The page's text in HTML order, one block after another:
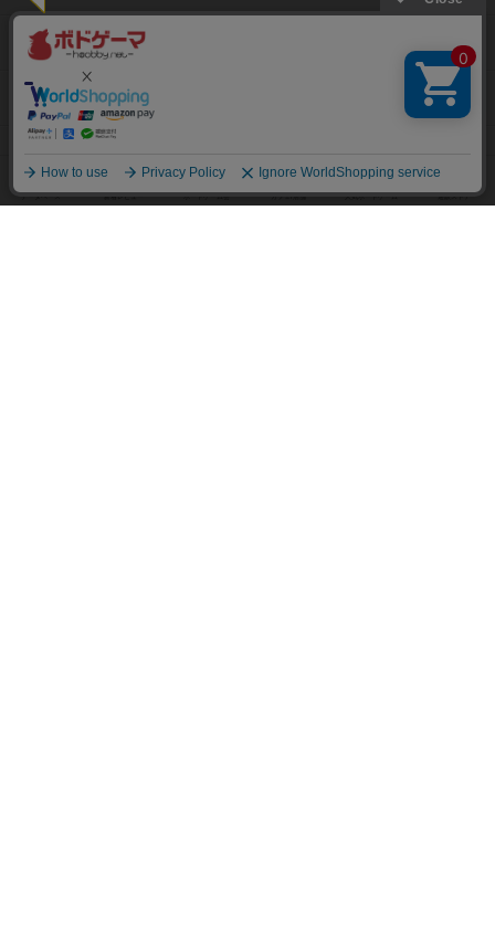
2人用ボードゲーム TOP50
3～4人用ボードゲーム TOP50
ボードゲームカフェ